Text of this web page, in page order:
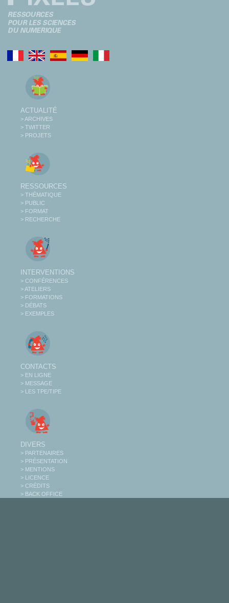
ACTUALITÉ
> ARCHIVES
> TWITTER
> PROJETS
RESSOURCES
> THÉMATIQUE
> PUBLIC
> FORMAT
> RECHERCHE
INTERVENTIONS
> CONFÉRENCES
> ATELIERS
> FORMATIONS
> DÉBATS
> EXEMPLES
CONTACTS
> EN LIGNE
> MESSAGE
> LES TPE/TIPE
DIVERS
> PARTENAIRES
> PRÉSENTATION
> MENTIONS
> LICENCE
> CRÉDITS
> BACK OFFICE